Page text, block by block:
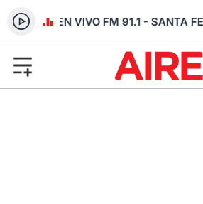
RADIO EN VIVO FM 91.1 - SANTA FE